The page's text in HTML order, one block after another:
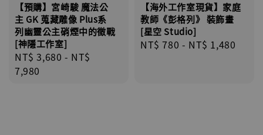
【預購】宮崎駿 魔法公
主 GK 蒐藏雕像 Plus系
列幽靈公主硝煙中的徵戰
[神隱工作室]
Regular
price
NT$ 3,680 - NT$
7,980
【海外工作室現貨】家庭
教師《彭格列》 裝飾畫
[星空 Studio]
Regular
NT$ 780 - NT$ 1,480